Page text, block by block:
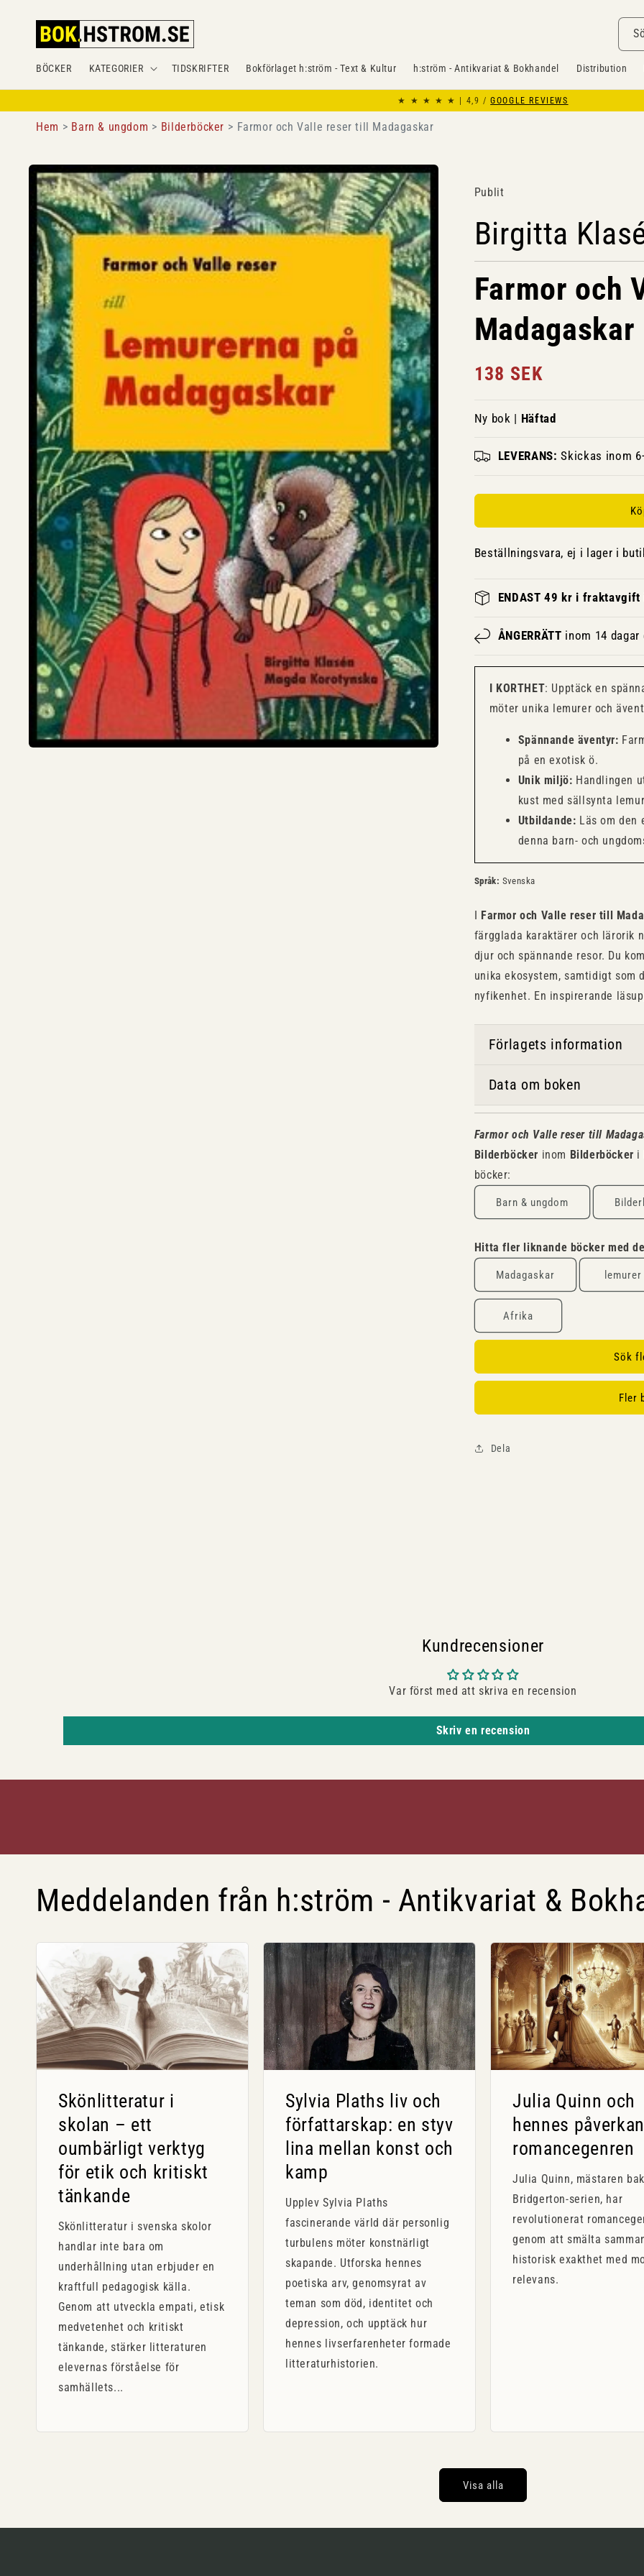
innehåll
BÖCKER KATEGORIER TIDSKRIFTER Bokförlaget h:ström - Text & Kultur h:ström - Antikvariat & Bokhandel Distribution
★ ★ ★ ★ ★ | 4,9 /GOOGLE REVIEWS
Hem Barn & ungdom Bilderböcker Farmor och Valle reser till Madagaskar
Gå vidare till
produktinformation
Publit
Birgitta
Farmor och
Madagaskar
Ordinarie
138 SEK
Ny bok | Häftad
LEVERANS: Skickas inom
Beställningsvara, ej i lager i
ENDAST 49 kr i fraktavgift
ÅNGERRÄTT inom 14
I KORTHET: Upptäck en
möter unika lemurer och
Spännande äventyr:
på en exotisk ö.
Unik miljö: Handlingen
kust med sällsynta
Utbildande: Läs om den
denna barn- och
Språk: Svenska
I Farmor och Valle reser till
färgglada karaktärer och lärorik
djur och spännande resor. Du
unika ekosystem, samtidigt som
nyfikenhet. En inspirerande
Förlagets information
Data om boken
Farmor och Valle reser till
Bilderböcker inom Bilderböcker i
böcker:
Barn & ungdom
Hitta fler liknande böcker med
Madagaskar lemurer
Afrika
Sök
Fler
Dela
Kundrecensioner
Var först med att skriva en recension
Skriv en recension
Meddelanden från h:ström - Antikvariat &
Skönlitteratur i
skolan – ett
oumbärligt verktyg
för etik och kritiskt
tänkande
Skönlitteratur i svenska skolor
handlar inte bara om
underhållning utan erbjuder en
kraftfull pedagogisk källa.
Genom att utveckla empati, etisk
medvetenhet och kritiskt
tänkande, stärker litteraturen
elevernas förståelse för
samhällets...
Sylvia Plaths liv och
författarskap: en styv
lina mellan konst och
kamp
Upplev Sylvia Plaths
fascinerande värld där personlig
turbulens möter konstnärligt
skapande. Utforska hennes
poetiska arv, genomsyrat av
teman som död, identitet och
depression, och upptäck hur
hennes livserfarenheter formade
litteraturhistorien.
Julia Quinn och
hennes
romancegenren
Julia Quinn, mästaren
Bridgerton-serien, har
revolutionerat
genom att smälta
historisk exakthet med
relevans.
Visa alla